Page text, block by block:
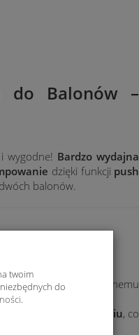
do Balonów –
wygodne! Bardzo wydajna
dzięki funkcji push
balonów.
jednocześnie.
dekoracji.
dzięki zoptymalizowanemu
schowek w urządzeniu, co
twoim
do
.